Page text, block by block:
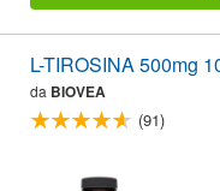
L-TIROSINA 500mg
da BIOVEA
(91)